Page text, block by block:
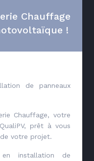
Chauffage
!
de panneaux
Chauffage, votre
prêt à vous
votre projet.
installation de